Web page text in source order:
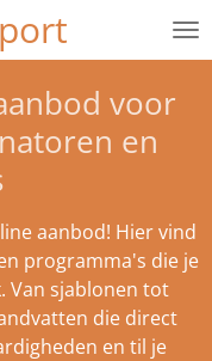
voor
en
aanbod! Hier vind
programma's die je
Van sjablonen tot
die direct
en til je